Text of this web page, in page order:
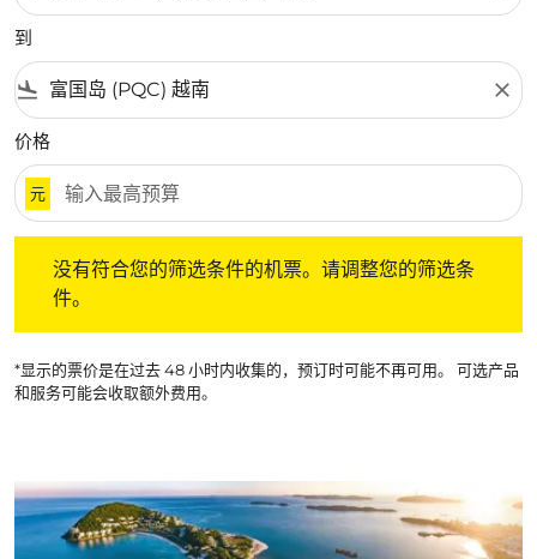
到
flight_land close
价格
元
没有符合您的筛选条件的机票。请调整您的筛选条
件。
*显示的票价是在过去 48 小时内收集的，预订时可能不再可用。 可选产品
和服务可能会收取额外费用。